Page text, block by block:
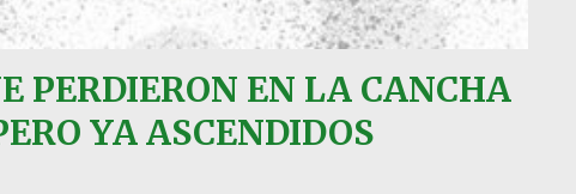
PERDIERON EN LA CANCHA
YA ASCENDIDOS